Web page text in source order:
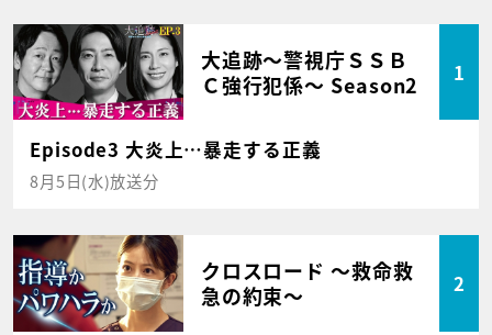
大追跡～警視庁ＳＳＢ
Ｃ強行犯係～ Season2
1
Episode3 大炎上…暴走する正義
8月5日(水)放送分
クロスロード ～救命救
急の約束～
2